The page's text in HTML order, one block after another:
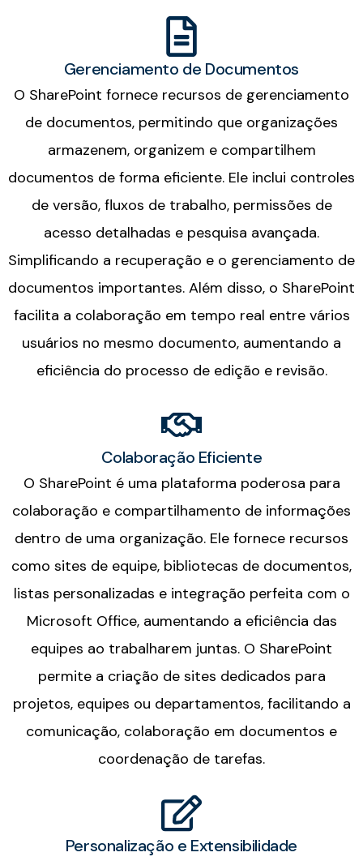
Gerenciamento de Documentos
O SharePoint fornece recursos de gerenciamento
de documentos, permitindo que organizações
armazenem, organizem e compartilhem
documentos de forma eficiente. Ele inclui controles
de versão, fluxos de trabalho, permissões de
acesso detalhadas e pesquisa avançada.
Simplificando a recuperação e o gerenciamento de
documentos importantes. Além disso, o SharePoint
facilita a colaboração em tempo real entre vários
usuários no mesmo documento, aumentando a
eficiência do processo de edição e revisão.
Colaboração Eficiente
O SharePoint é uma plataforma poderosa para
colaboração e compartilhamento de informações
dentro de uma organização. Ele fornece recursos
como sites de equipe, bibliotecas de documentos,
listas personalizadas e integração perfeita com o
Microsoft Office, aumentando a eficiência das
equipes ao trabalharem juntas. O SharePoint
permite a criação de sites dedicados para
projetos, equipes ou departamentos, facilitando a
comunicação, colaboração em documentos e
coordenação de tarefas.
Personalização e Extensibilidade